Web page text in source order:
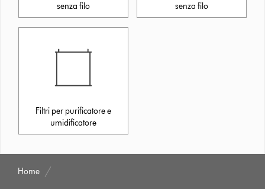
senza filo
senza filo
Filtri per purificatore e
umidificatore
Home